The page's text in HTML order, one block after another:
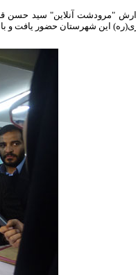
"مرودشت آنلاین" سید حسن
این شهرستان حضور یافت و با